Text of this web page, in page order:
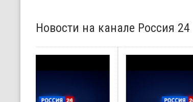
Новости на канале Россия 24